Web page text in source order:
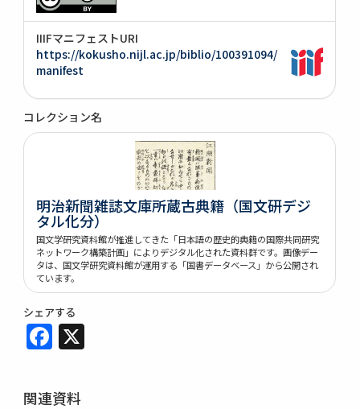
IIIFマニフェストURI
https://kokusho.nijl.ac.jp/biblio/100391094/
manifest
コレクション名
明治新聞雑誌文庫所蔵古典籍（国文研デジ
タル化分）
国文学研究資料館が推進してきた「日本語の歴史的典籍の国際共同研究
ネットワーク構築計画」によりデジタル化された資料群です。画像デー
タは、国文学研究資料館が運用する「国書データベース」から公開され
ています。
シェアする
Facebook
関連資料